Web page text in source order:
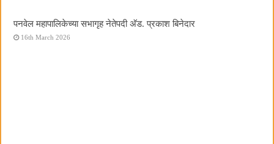
पनवेल महापालिकेच्या सभागृह नेतेपदी अ‍ॅड. प्रकाश बिनेदार
16th March 2026